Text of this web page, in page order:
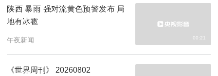
陕西 暴雨 强对流黄色预警发布 局
地有冰雹
午夜新闻 00:21
《世界周刊》 20260802